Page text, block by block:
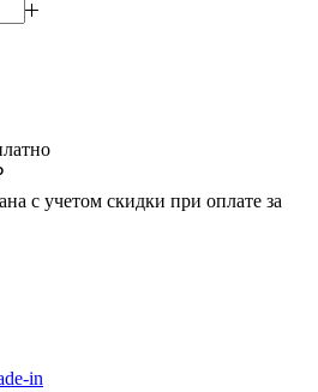
с учетом скидки при оплате за
in